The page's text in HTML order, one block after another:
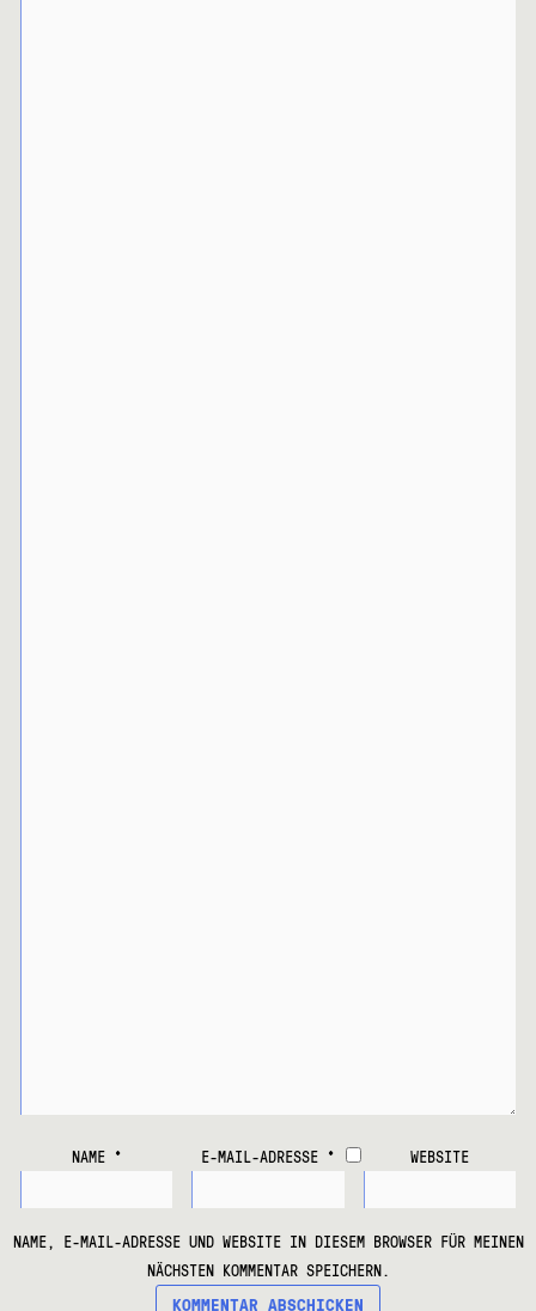
NAME * E-MAIL-ADRESSE * WEBSITE
NAME, E-MAIL-ADRESSE UND WEBSITE IN DIESEM BROWSER FÜR MEINEN
NÄCHSTEN KOMMENTAR SPEICHERN.